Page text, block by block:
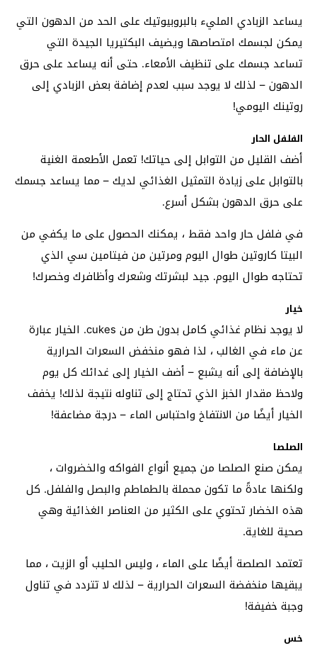
يساعد الزبادي المليء بالبروبيوتيك على الحد من الدهون التي
يمكن لجسمك امتصاصها ويضيف البكتيريا الجيدة التي
تساعد جسمك على تنظيف الأمعاء. حتى أنه يساعد على حرق
الدهون – لذلك لا يوجد سبب لعدم إضافة بعض الزبادي إلى
روتينك اليومي!
الفلفل الحار
أضف القليل من التوابل إلى حياتك! تعمل الأطعمة الغنية
بالتوابل على زيادة التمثيل الغذائي لديك – مما يساعد جسمك
على حرق الدهون بشكل أسرع.
في فلفل حار واحد فقط ، يمكنك الحصول على ما يكفي من
البيتا كاروتين طوال اليوم ومرتين من فيتامين سي الذي
تحتاجه طوال اليوم. جيد لبشرتك وشعرك وأظافرك وخصرك!
خيار
لا يوجد نظام غذائي كامل بدون طن من cukes. الخيار عبارة
عن ماء في الغالب ، لذا فهو منخفض السعرات الحرارية
بالإضافة إلى أنه يشبع – أضف الخيار إلى غدائك كل يوم
ولاحظ مقدار الخبز الذي تحتاج إلى تناوله نتيجة لذلك! يخفف
الخيار أيضًا من الانتفاخ واحتباس الماء – درجة مضاعفة!
الصلصا
يمكن صنع الصلصا من جميع أنواع الفواكه والخضروات ،
ولكنها عادةً ما تكون محملة بالطماطم والبصل والفلفل. كل
هذه الخضار تحتوي على الكثير من العناصر الغذائية وهي
صحية للغاية.
تعتمد الصلصة أيضًا على الماء ، وليس الحليب أو الزيت ، مما
يبقيها منخفضة السعرات الحرارية – لذلك لا تتردد في تناول
وجبة خفيفة!
خس